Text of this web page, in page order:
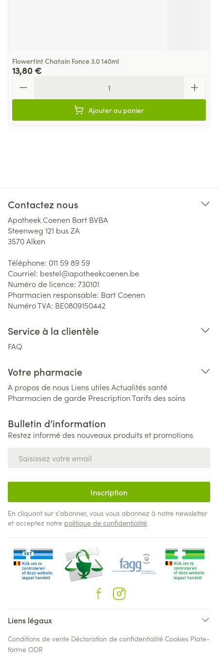
Flowertint Chatain Fonce 3.0 140ml
13,80 €
Ajouter au panier
Contactez nous
Apotheek Coenen Bart BVBA
Steenweg 121 bus ZA
3570Alken
Téléphone: 011 59 89 59
Courriel: bestel@apotheekcoenen.be
Numéro de licence: 730101
Pharmacien responsable: Bart Coenen
Numéro TVA: BE0809150442
Service à la clientèle
FAQ
Votre pharmacie
A propos de nous Liens utiles Actualités santé
Pharmacien de garde PrescriptionTarifs des soins
Bulletin d’information
Restez informé des nouveaux produits et promotions
Inscription
En cliquant sur s'abonner, vous vous abonnez à notre newsletter
et acceptez notre politique de confidentialité.
Liens légaux
Conditions de vente Déclaration de confidentialité Cookies Plate-
forme ODR